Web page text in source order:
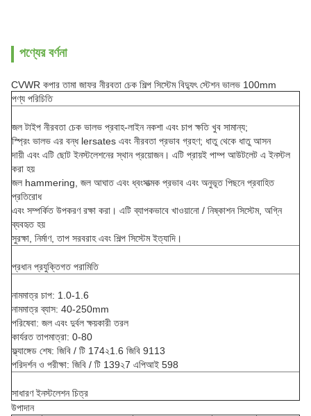
পণ্যের বর্ণনা
CVWR কপার তামা জাফর নীরবতা চেক শিল্প সিস্টেম বিদ্যুৎ স্টেশন ভালভ 100mm
পণ্য পরিচিতি
জল টাইপ নীরবতা চেক ভালভ প্রবাহ-লাইন নকশা এবং চাপ ক্ষতি খুব সামান্য;
স্প্রিং ভালভ এর বন্ধ lersates এবং নীরবতা প্রভাব গ্রহণ; ধাতু থেকে ধাতু আসন
দায়ী এবং এটি ছোট ইনস্টলেশনের স্থান প্রয়োজন। এটি প্রায়ই পাম্প আউটলেট এ ইনস্টল
করা হয়
জল hammering, জল আঘাত এবং ধ্বংসাত্মক প্রভাব এবং অনুভূত পিছনে প্রবাহিত
প্রতিরোধ
এবং সম্পর্কিত উপকরণ রক্ষা করা। এটি ব্যাপকভাবে খাওয়ানো / নিষ্কাশন সিস্টেম, অগ্নি
ব্যবহৃত হয়
সুরক্ষা, নির্মাণ, তাপ সরবরাহ এবং শিল্প সিস্টেম ইত্যাদি।
প্রধান প্রযুক্তিগত পরামিতি
নামমাত্র চাপ: 1.0-1.6
নামমাত্র ব্যাস: 40-250mm
পরিষেবা: জল এবং দুর্বল ক্ষয়কারী তরল
কার্যরত তাপমাত্রা: 0-80
ফ্ল্যাঙ্গেড শেষ: জিবি / টি 174২1.6 জিবি 9113
পরিদর্শন ও পরীক্ষা: জিবি / টি 139২7 এপিআই 598
সাধারণ ইনস্টলেশন চিত্র
উপাদান